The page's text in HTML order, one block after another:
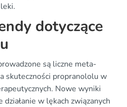
dotyczące
są liczne meta-
skuteczności propranololu w
Nowe wyniki
w lękach związanych